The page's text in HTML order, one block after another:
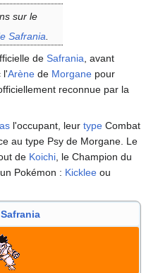
sur le
Safrania.
de Safrania, avant
l'Arène de Morgane pour
reconnue par la
l'occupant, leur type Combat
au type Psy de Morgane. Le
de Koichi, le Champion du
Pokémon : Kicklee ou